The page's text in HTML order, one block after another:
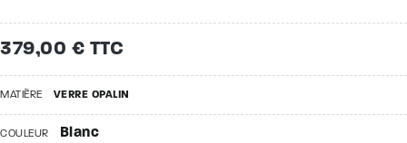
379,00 € TTC
MATIÈRE VERRE OPALIN
COULEUR Blanc